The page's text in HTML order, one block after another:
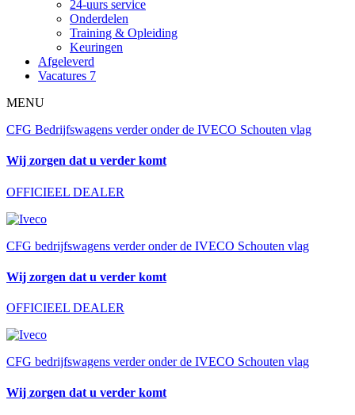
24-uurs service
Onderdelen
Training & Opleiding
Keuringen
Afgeleverd
Vacatures 7
MENU
CFG Bedrijfswagens verder onder de IVECO Schouten vlag
Wij zorgen dat u verder komt
OFFICIEEL DEALER
CFG bedrijfswagens verder onder de IVECO Schouten vlag
Wij zorgen dat u verder komt
OFFICIEEL DEALER
CFG bedrijfswagens verder onder de IVECO Schouten vlag
Wij zorgen dat u verder komt